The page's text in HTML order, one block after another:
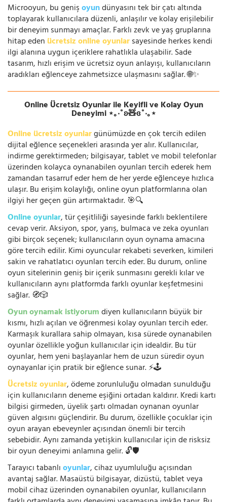
Microoyun, bu genişoyundünyasını tek bir çatı altında
toplayarak kullanıcılara düzenli, anlaşılır ve kolay erişilebilir
bir deneyim sunmayı amaçlar. Farklı zevk ve yaş gruplarına
hitap eden ücretsiz online oyunlarsayesinde herkes kendi
ilgi alanına uygun içeriklere rahatlıkla ulaşabilir. Sade
tasarım, hızlı erişim ve ücretsiz oyun anlayışı, kullanıcıların
aradıkları eğlenceye zahmetsizce ulaşmasını sağlar. 🌐✨
Online Ücretsiz Oyunlar ile Keyifli ve Kolay Oyun
Deneyimi ⋆｡‧˚ʚ🧸ɞ˚‧｡⋆
Online ücretsiz oyunlargünümüzde en çok tercih edilen
dijital eğlence seçenekleri arasında yer alır. Kullanıcılar,
indirme gerektirmeden; bilgisayar, tablet ve mobil telefonlar
üzerinden kolayca oynanabilen oyunları tercih ederek hem
zamandan tasarruf eder hem de her yerde eğlenceye hızlıca
ulaşır. Bu erişim kolaylığı, online oyun platformlarına olan
ilgiyi her geçen gün artırmaktadır. 🎯🔍
Online oyunlar, tür çeşitliliği sayesinde farklı beklentilere
cevap verir. Aksiyon, spor, yarış, bulmaca ve zeka oyunları
gibi birçok seçenek; kullanıcıların oyun oynama amacına
göre tercih edilir. Kimi oyuncular rekabeti severken, kimileri
sakin ve rahatlatıcı oyunları tercih eder. Bu durum, online
oyun sitelerinin geniş bir içerik sunmasını gerekli kılar ve
kullanıcıların aynı platformda farklı oyunlar keşfetmesini
sağlar. 🧭🎲
Oyun oynamak istiyorumdiyen kullanıcıların büyük bir
kısmı, hızlı açılan ve öğrenmesi kolay oyunları tercih eder.
Karmaşık kurallara sahip olmayan, kısa sürede oynanabilen
oyunlar özellikle yoğun kullanıcılar için idealdir. Bu tür
oyunlar, hem yeni başlayanlar hem de uzun süredir oyun
oynayanlar için pratik bir eğlence sunar. ⚡🕹️
Ücretsiz oyunlar, ödeme zorunluluğu olmadan sunulduğu
için kullanıcıların deneme eşiğini ortadan kaldırır. Kredi kartı
bilgisi girmeden, üyelik şartı olmadan oynanan oyunlar
güven algısını güçlendirir. Bu durum, özellikle çocuklar için
oyun arayan ebeveynler açısından önemli bir tercih
sebebidir. Aynı zamanda yetişkin kullanıcılar için de risksiz
bir oyun deneyimi anlamına gelir. 🔓🛡️
Tarayıcı tabanlıoyunlar, cihaz uyumluluğu açısından
avantaj sağlar. Masaüstü bilgisayar, dizüstü, tablet veya
mobil cihaz üzerinden oynanabilen oyunlar, kullanıcıların